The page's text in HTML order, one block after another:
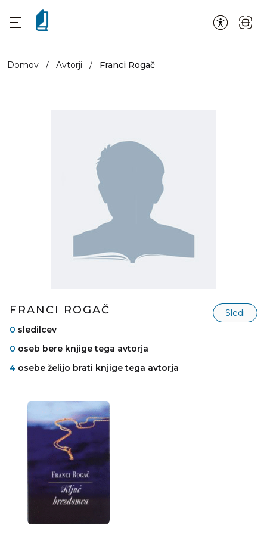
Domov / Avtorji / Franci Rogač
FRANCI ROGAČ
Sledi
0 sledilcev
0 oseb bere knjige tega avtorja
4 osebe želijo brati knjige tega avtorja